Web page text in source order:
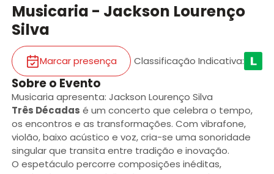
Musicaria - Jackson Lourenço
Silva
Marcar presença Classificação Indicativa:
Sobre o Evento
Musicaria apresenta: Jackson Lourenço Silva
Três Décadas é um concerto que celebra o tempo,
os encontros e as transformações. Com vibrafone,
violão, baixo acústico e voz, cria-se uma sonoridade
singular que transita entre tradição e inovação.
O espetáculo percorre composições inéditas,